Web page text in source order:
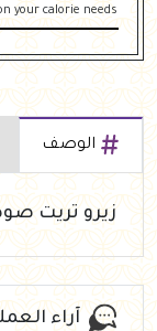
your calorie needs
الوصف
زيرو تريت صوص
آراء